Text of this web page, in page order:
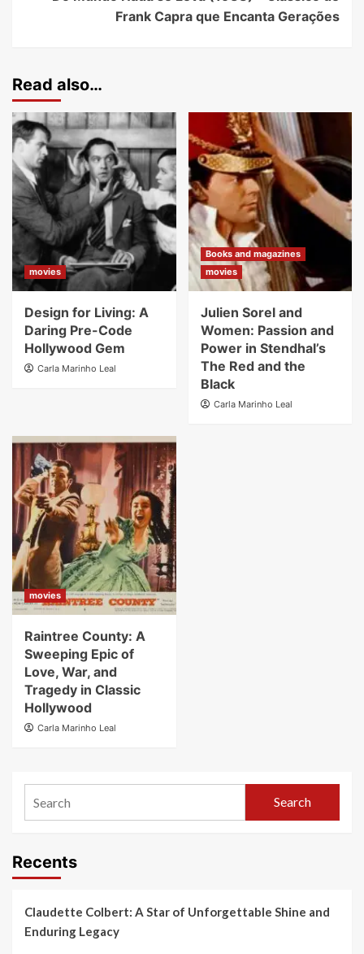
Frank Capra que Encanta Gerações
Read also…
movies
Design for Living: A
Daring Pre-Code
Hollywood Gem
Carla Marinho Leal
Books and magazines
movies
Julien Sorel and
Women: Passion and
Power in Stendhal’s
The Red and the
Black
Carla Marinho Leal
movies
Raintree County: A
Sweeping Epic of
Love, War, and
Tragedy in Classic
Hollywood
Carla Marinho Leal
Search
Recents
Claudette Colbert: A Star of Unforgettable Shine and
Enduring Legacy